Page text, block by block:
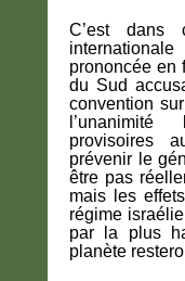
C’est dans
prononcée en
du Sud
convention
provisoires
prévenir le
être pas
mais les
régime
par la plus
planète